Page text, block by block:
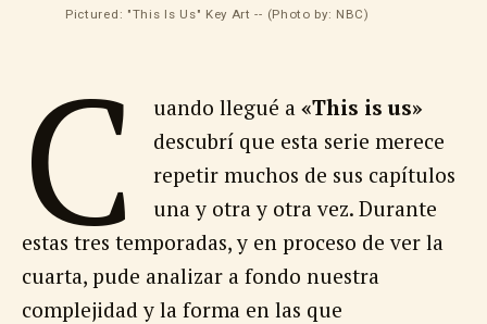
Pictured: "This Is Us" Key Art -- (Photo by: NBC)
C uando llegué a«This is us»
descubrí que esta serie merece
repetir muchos de sus capítulos
una y otra y otra vez. Durante
estas tres temporadas, y en proceso de ver la
cuarta, pude analizar a fondo nuestra
complejidad y la forma en las que